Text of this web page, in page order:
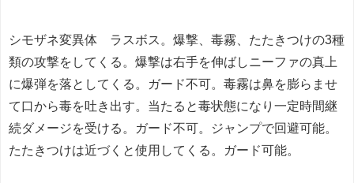
シモザネ変異体 ラスボス。爆撃、毒霧、たたきつけの3種
類の攻撃をしてくる。爆撃は右手を伸ばしニーファの真上
に爆弾を落としてくる。ガード不可。毒霧は鼻を膨らませ
て口から毒を吐き出す。当たると毒状態になり一定時間継
続ダメージを受ける。ガード不可。ジャンプで回避可能。
たたきつけは近づくと使用してくる。ガード可能。